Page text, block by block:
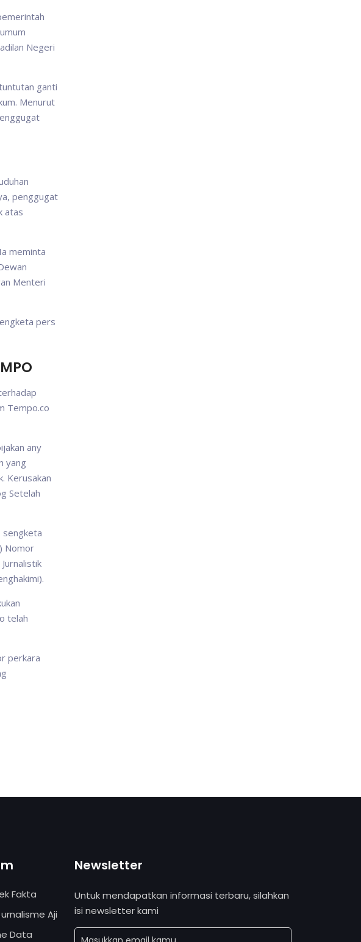
Negeri
ganti
Menurut
penggugat
atas
meminta
Menteri
pers
Tempo.co
any
yang
Kerusakan
Setelah
sengketa
Nomor
telah
perkara
Fakta
Aji
Data
Newsletter
Untuk mendapatkan informasi terbaru, silahkan
isi newsletter kami